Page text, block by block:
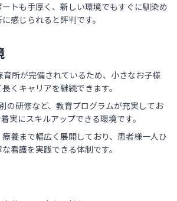
トも手厚く、新しい環境でもすぐに馴染め
感じられると評判です。
育所が完備されているため、小さなお子様
くキャリアを継続できます。
の研修など、教育プログラムが充実してお
実にスキルアップできる環境です。
養まで幅広く展開しており、患者様一人ひ
看護を実践できる体制です。